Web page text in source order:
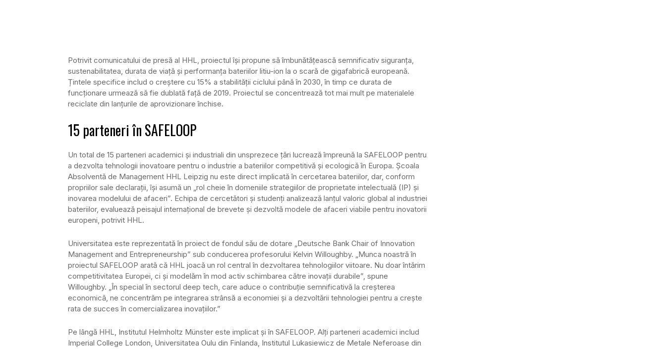
Potrivit comunicatului de presă al HHL, proiectul își propune să îmbunătățească semnificativ siguranța,
sustenabilitatea, durata de viață și performanța bateriilor litiu-ion la o scară de gigafabrică europeană.
Țintele specifice includ o creștere cu 15% a stabilității ciclului până în 2030, în timp ce durata de
funcționare urmează să fie dublată față de 2019. Proiectul se concentrează tot mai mult pe materialele
reciclate din lanțurile de aprovizionare închise.
15 parteneri în SAFELOOP
Un total de 15 parteneri academici și industriali din unsprezece țări lucrează împreună la SAFELOOP pentru
a dezvolta tehnologii inovatoare pentru o industrie a bateriilor competitivă și ecologică în Europa. Școala
Absolventă de Management HHL Leipzig nu este direct implicată în cercetarea bateriilor, dar, conform
propriilor sale declarații, își asumă un „rol cheie în domeniile strategiilor de proprietate intelectuală (IP) și
inovarea modelului de afaceri”. Echipa de cercetători și studenți analizează lanțul valoric global al industriei
bateriilor, evaluează peisajul internațional de brevete și dezvoltă modele de afaceri viabile pentru inovatorii
europeni, potrivit HHL.
Universitatea este reprezentată în proiect de fondul său de dotare „Deutsche Bank Chair of Innovation
Management and Entrepreneurship” sub conducerea profesorului Kelvin Willoughby. „Munca noastră în
proiectul SAFELOOP arată că HHL joacă un rol central în dezvoltarea tehnologiilor viitoare. Nu doar întărim
competitivitatea Europei, ci și modelăm în mod activ schimbarea către inovații durabile”, spune
Willoughby. „În special în sectorul deep tech, care aduce o contribuție semnificativă la creșterea
economică, ne concentrăm pe integrarea strânsă a economiei și a dezvoltării tehnologiei pentru a crește
rata de succes în comercializarea inovațiilor.”
Pe lângă HHL, Institutul Helmholtz Münster este implicat și în SAFELOOP. Alți parteneri academici includ
Imperial College London, Universitatea Oulu din Finlanda, Institutul Lukasiewicz de Metale Neferoase din